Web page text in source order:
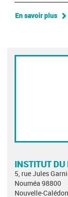
En savoir plus
INSTITUT
5, rue Jules
Nouméa 98800
Nouvelle-